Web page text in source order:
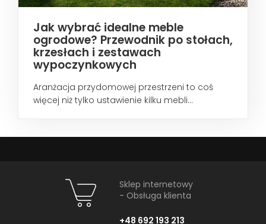
Jak wybrać idealne meble
ogrodowe? Przewodnik po stołach,
krzesłach i zestawach
wypoczynkowych
Aranżacja przydomowej przestrzeni to coś
więcej niż tylko ustawienie kilku mebli...
Sklep internetowy
- Obsługa klienta
+48 692 193 213